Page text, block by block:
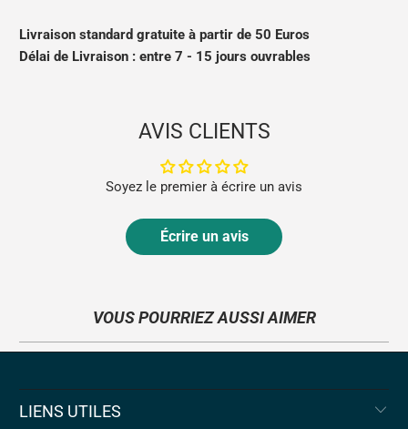
Livraison standard gratuite à partir de 50 Euros
Délai de Livraison : entre 7 - 15 jours ouvrables
AVIS CLIENTS
Soyez le premier à écrire un avis
Écrire un avis
VOUS POURRIEZ AUSSI AIMER
LIENS UTILES